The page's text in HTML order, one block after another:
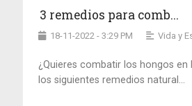
3 remedios para comb...
18-11-2022 - 3:29 PM Vida y
¿Quieres combatir los hongos en
los siguientes remedios natural...